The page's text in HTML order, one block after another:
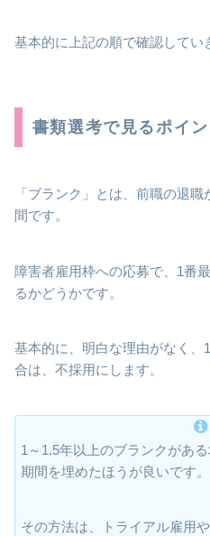
基本的に上記の順で確認してい
書類選考で見るポイ
「ブランク」とは、前職の退
間です。
障害者雇用枠への応募で、1番
るかどうかです。
基本的に、明白な理由がなく、
合は、不採用にします。
1～1.5年以上のブランクがあ
期間を埋めたほうが良いです。
その方法は、トライアル雇用